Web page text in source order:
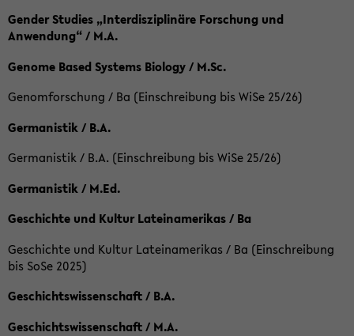
Gender Studies „Interdisziplinäre Forschung und
Anwendung“ / M.A.
Genome Based Systems Biology / M.Sc.
Genomforschung / Ba (Einschreibung bis WiSe 25/26)
Germanistik / B.A.
Germanistik / B.A. (Einschreibung bis WiSe 25/26)
Germanistik / M.Ed.
Geschichte und Kultur Lateinamerikas / Ba
Geschichte und Kultur Lateinamerikas / Ba (Einschreibung
bis SoSe 2025)
Geschichtswissenschaft / B.A.
Geschichtswissenschaft / M.A.